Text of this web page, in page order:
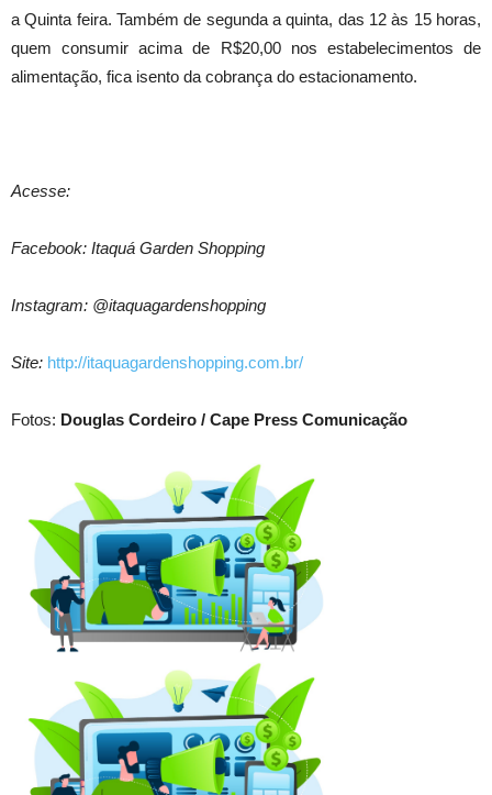
a Quinta feira. Também de segunda a quinta, das 12 às 15 horas,
quem consumir acima de R$20,00 nos estabelecimentos de
alimentação, fica isento da cobrança do estacionamento.
Acesse:
Facebook: Itaquá Garden Shopping
Instagram: @itaquagardenshopping
Site: http://itaquagardenshopping.com.br/
Fotos: Douglas Cordeiro / Cape Press Comunicação